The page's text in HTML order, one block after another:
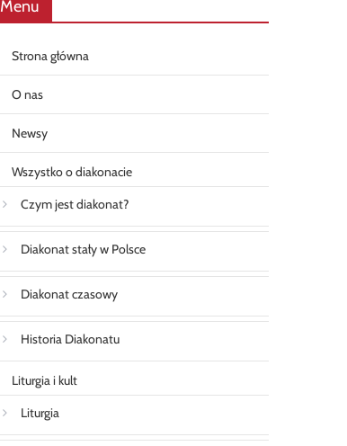
Menu
Strona główna
O nas
Newsy
Wszystko o diakonacie
Czym jest diakonat?
Diakonat stały w Polsce
Diakonat czasowy
Historia Diakonatu
Liturgia i kult
Liturgia